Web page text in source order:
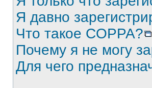
Я давно
Что такое COPPA?
Почему я не могу
Для чего